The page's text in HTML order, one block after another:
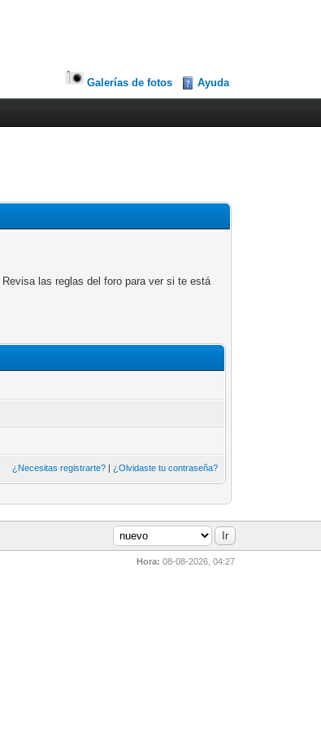
Galerías de fotos Ayuda
las reglas del foro para ver si te está
¿Necesitas registrarte? | ¿Olvidaste tu contraseña?
Hora: 08-08-2026, 04:27